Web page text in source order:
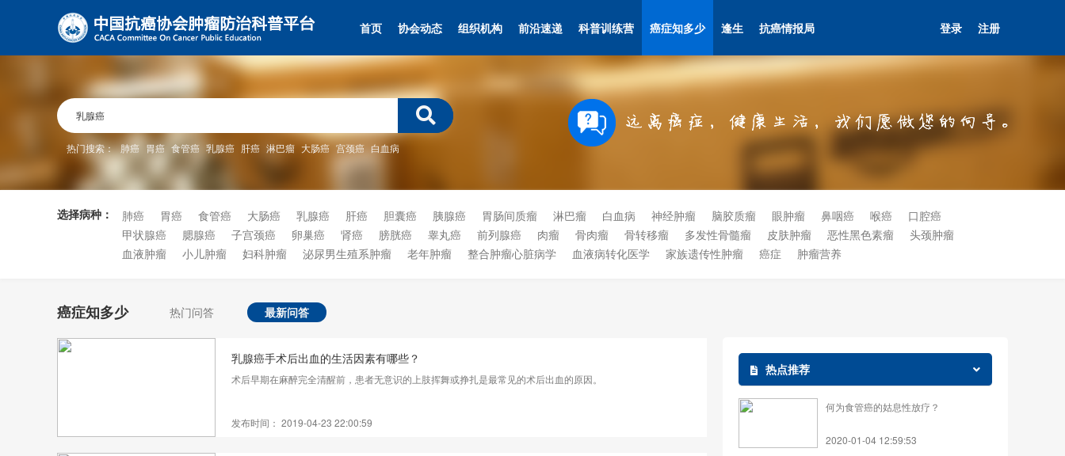
首页 协会动态 组织机构 前沿速递 科普训练营 癌症知多少 逢生 抗癌情报局 注册
登录
热门搜索： 肺癌 胃癌 食管癌 乳腺癌 肝癌 淋巴瘤 大肠癌 宫颈癌 白血病
选择病种： 肺癌 胃癌 食管癌 大肠癌 乳腺癌 肝癌 胆囊癌 胰腺癌 胃肠间质瘤 淋巴瘤 白血病 神经肿瘤 脑胶质瘤 眼肿瘤 鼻咽癌 喉癌
口腔癌
甲状腺癌
腮腺癌 子宫颈癌 卵巢癌 肾癌 膀胱癌 睾丸癌 前列腺癌 肉瘤 骨肉瘤 骨转移瘤 多发性骨髓瘤 皮肤肿瘤 恶性黑色素瘤
头颈肿瘤
血液肿瘤
小儿肿瘤 妇科肿瘤 泌尿男生殖系肿瘤 老年肿瘤 整合肿瘤心脏病学 血液病转化医学 家族遗传性肿瘤 癌症 肿瘤营养
癌症知多少 热门问答 最新问答
乳腺癌手术后出血的生活因素有哪些？
术后早期在麻醉完全清醒前，患者无意识的上肢挥舞或挣扎是最常见的术后出血的原因。
发布时间： 2019-04-23 22:00:59
热点推荐
何为食管癌的姑息性放疗？
2020-01-04 12:59:53